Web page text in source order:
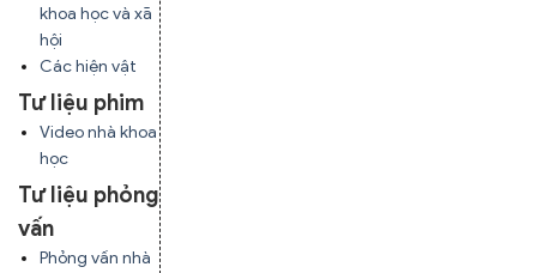
khoa học và xã
hội
Các hiện vật
Tư liệu phim
Video nhà khoa
học
Tư liệu phỏng
vấn
Phỏng vấn nhà